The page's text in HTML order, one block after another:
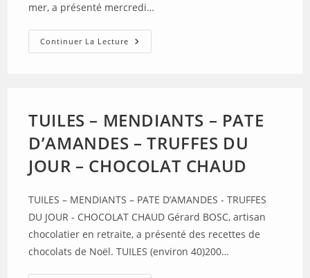
mer, a présenté mercredi…
Continuer La Lecture PAVE
D’AGNEAU
ET
FLAN
CHAMPIGNONS
TUILES – MENDIANTS – PATE
D’AMANDES – TRUFFES DU
JOUR – CHOCOLAT CHAUD
TUILES – MENDIANTS – PATE D’AMANDES - TRUFFES
DU JOUR - CHOCOLAT CHAUD Gérard BOSC, artisan
chocolatier en retraite, a présenté des recettes de
chocolats de Noël. TUILES (environ 40)200…